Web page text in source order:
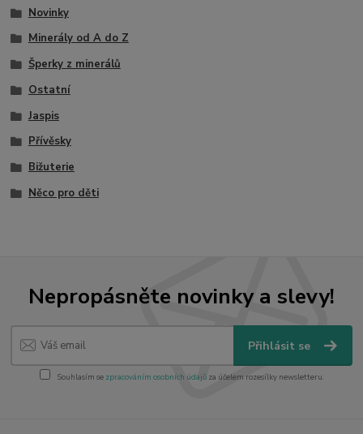
Novinky
Minerály od A do Z
Šperky z minerálů
Ostatní
Jaspis
Přívěsky
Bižuterie
Něco pro děti
Nepropásněte novinky a slevy!
Přihlásit se
Souhlasím se zpracováním osobních údajůza účelem rozesílky newsletteru.